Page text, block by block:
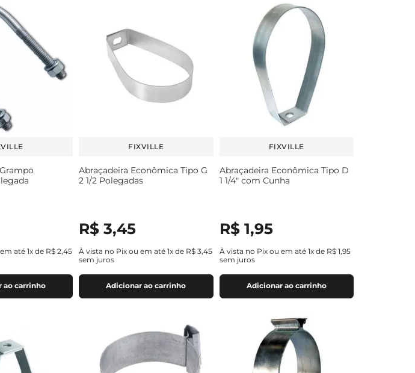
até1x de R$ 2,45
ao carrinho
FIXVILLE
Abraçadeira Econômica Tipo G
2 1/2 Polegadas
R$ 3,45
À vista no Pix ou em até1x de R$ 3,45
sem juros
Adicionar ao carrinho
FIXVILLE
Abraçadeira Econômica Tipo D
1 1/4" com Cunha
R$ 1,95
À vista no Pix ou em até 1x de R$ 1,95
sem juros
Adicionar ao carrinho